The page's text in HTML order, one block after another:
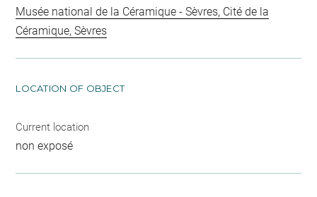
Musée national de la Céramique - Sèvres, Cité de la
Céramique, Sèvres
LOCATION OF OBJECT
Current location
non exposé